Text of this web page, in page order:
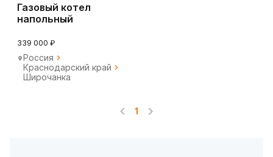
Газовый котел
напольный
339 000 ₽
Россия
Краснодарский край
Широчанка
1